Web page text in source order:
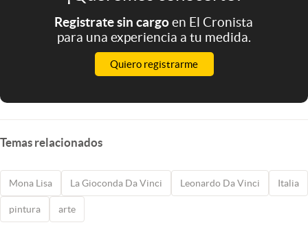
Registrate sin cargoen El Cronista
para una experiencia a tu medida.
Quiero registrarme
Temas relacionados
Mona Lisa La Gioconda Da Vinci Leonardo Da Vinci Italia
pintura arte